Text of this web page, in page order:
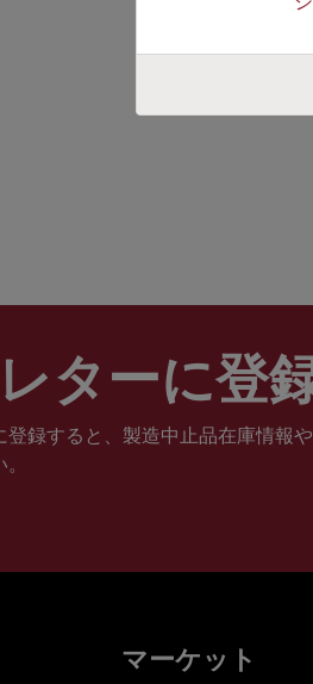
ターに登
録すると、製造中止品在庫情報
マーケット